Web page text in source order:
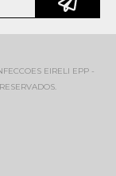
EIRELI EPP -